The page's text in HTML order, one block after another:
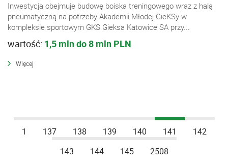
Inwestycja obejmuje budowę boiska treningowego wraz z halą
pneumatyczną na potrzeby Akademii Młodej GieKSy w
kompleksie sportowym GKS Gieksa Katowice SA przy...
wartość: 1,5 mln do 8 mln PLN
Więcej
1 137 138 139 140 141
142
143
144 145 2508